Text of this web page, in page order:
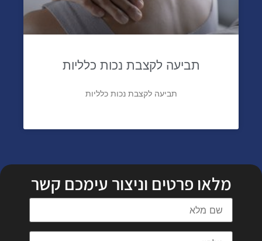
תביעה לקצבת נכות כלליות
תביעה לקצבת נכות כלליות
מלאו פרטים וניצור עימכם קשר